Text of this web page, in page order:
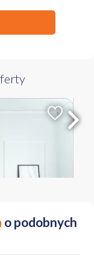
Cena za m 2
6 819 PLN
Słowackiego
o podobnych